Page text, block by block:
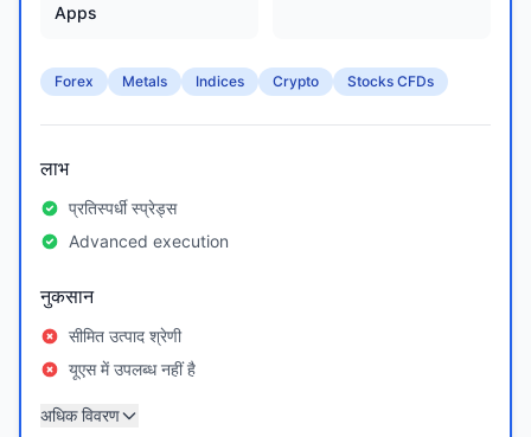
Apps
Forex Metals Indices Crypto Stocks CFDs
लाभ
प्रतिस्पर्धी स्प्रेड्स
Advanced execution
नुकसान
सीमित उत्पाद श्रेणी
यूएस में उपलब्ध नहीं है
अधिक विवरण